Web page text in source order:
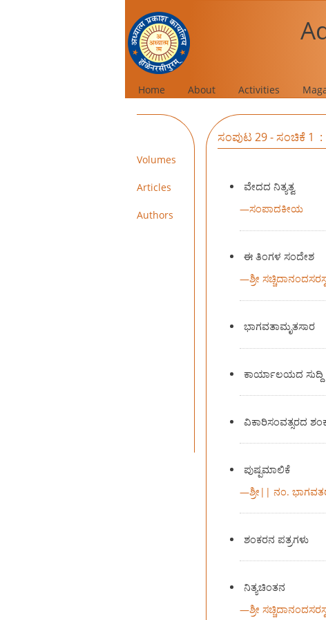
Home About Activities
Volumes
Articles
Authors
ಸಂಪುಟ 29 - ಸಂಚಿಕೆ 1
ವೇದದ ನಿತ್ಯತ್ವ
—ಸಂಪಾದಕೀಯ
ಈ ತಿಂಗಳ ಸಂದೇಶ
—ಶ್ರೀ
ಭಾಗವತಾಮೃತಸಾರ
ಕಾರ್ಯಾಲಯದ ಸುದ್ದಿ
ವಿಕಾರಿಸಂವತ್ಸರದ
ಪುಷ್ಪಮಾಲಿಕೆ
—ಶ್ರೀ|| ನಂ.
ಶಂಕರನ ಪತ್ರಗಳು
ನಿತ್ಯಚಿಂತನ
—ಶ್ರೀ